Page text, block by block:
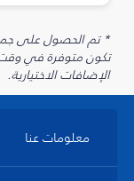
تكون متوفرة في
الإضافات الاختيارية.
معلومات عنا